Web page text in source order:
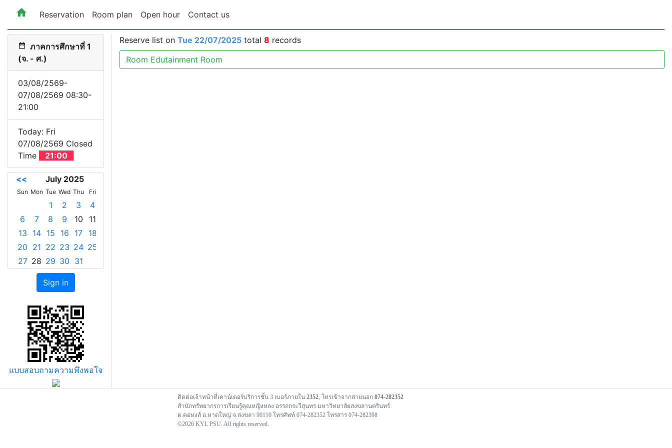
home Reservation Room plan Open hour Contact us
date_range
ภาคการศึกษาที่ 1
(จ. - ศ.)
03/08/2569-
07/08/2569 08:30-
21:00
Today: Fri
07/08/2569 Closed
Time
21:00
<< July 2025
Sun Mon Tue Wed Thu Fri
1 2 3 4
6
7 8 9 10 11
13
14 15 16 17 18
20 21 22 23 24 25
27 28 29 30 31
แบบสอบถามความพึงพอใจ
Reserve list on Tue 22/07/2025 total 8 records
Room Edutainment Room
ติดต่อเจ้าหน้าที่เคาน์เตอร์บริการชั้น 3 เบอร์ภายใน 2352, โทรเข้าจากสายนอก 074-282352
สำนักทรัพยากรการเรียนรู้คุณหญิงหลง อรรถกระวีสุนทร มหาวิทยาลัยสงขลานครินทร์
ต.คอหงส์ อ.หาดใหญ่ จ.สงขลา 90110 โทรศัพท์ 074-282352 โทรสาร 074-282398
©2026 KYL PSU. All rights reserved.